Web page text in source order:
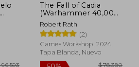
The Fall of Cadia
(Warhammer 40,000)
(en Inglés)
Robert Rath
(2)
Games Workshop, 2024,
Tapa Blanda, Nuevo